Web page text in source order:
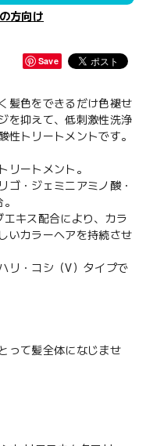
方向け
Save
髪色をできるだけ色褪せ
を抑えて、低刺激性洗浄
性トリートメントです。
リートメント。
ゴ・ジェミニアミノ酸・
キス配合により、カラ
いカラーヘアを持続させ
リ・コシ（V）タイプで
って髪全体になじませ